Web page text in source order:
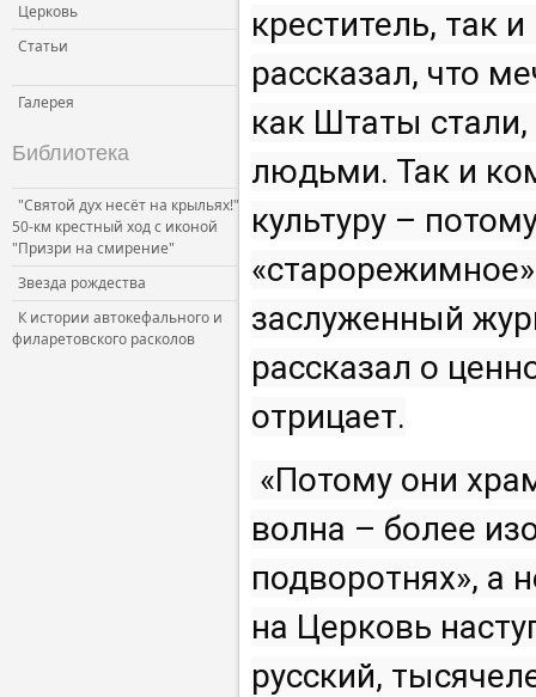
Церковь
Статьи
Галерея
Библиотека
"Святой дух несёт на крыльях!"
50-км крестный ход с иконой
"Призри на смирение"
Звезда рождества
К истории автокефального и
филаретовского расколов
креститель, так
рассказал, что
как Штаты
людьми. Так и
культуру –
заслуженный
рассказал о
отрицает.
волна – более
подворотнях», а
на Церковь
русский,